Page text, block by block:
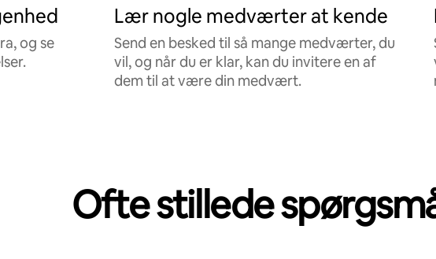
og se
Lær nogle medværter at kende
Send en besked til så mange medværter, du
vil, og når du er klar, kan du invitere en af
dem til at være din medvært.
Ofte stillede